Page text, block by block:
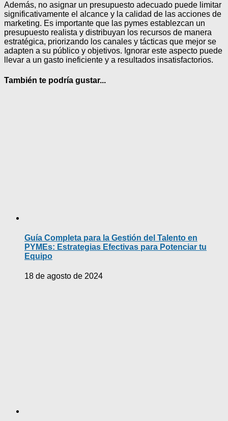
Además, no asignar un presupuesto adecuado puede limitar
significativamente el alcance y la calidad de las acciones de
marketing. Es importante que las pymes establezcan un
presupuesto realista y distribuyan los recursos de manera
estratégica, priorizando los canales y tácticas que mejor se
adapten a su público y objetivos. Ignorar este aspecto puede
llevar a un gasto ineficiente y a resultados insatisfactorios.
También te podría gustar...
Guía Completa para la Gestión del Talento en
PYMEs: Estrategias Efectivas para Potenciar tu
Equipo
18 de agosto de 2024